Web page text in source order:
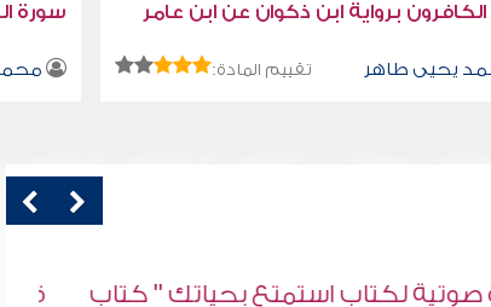
برواية ابن ذكوان عن ابن عامر
يحيى طاهر تقييم المادة:
سورة
صوتية لكتاب استمتع بحياتك " كتاب